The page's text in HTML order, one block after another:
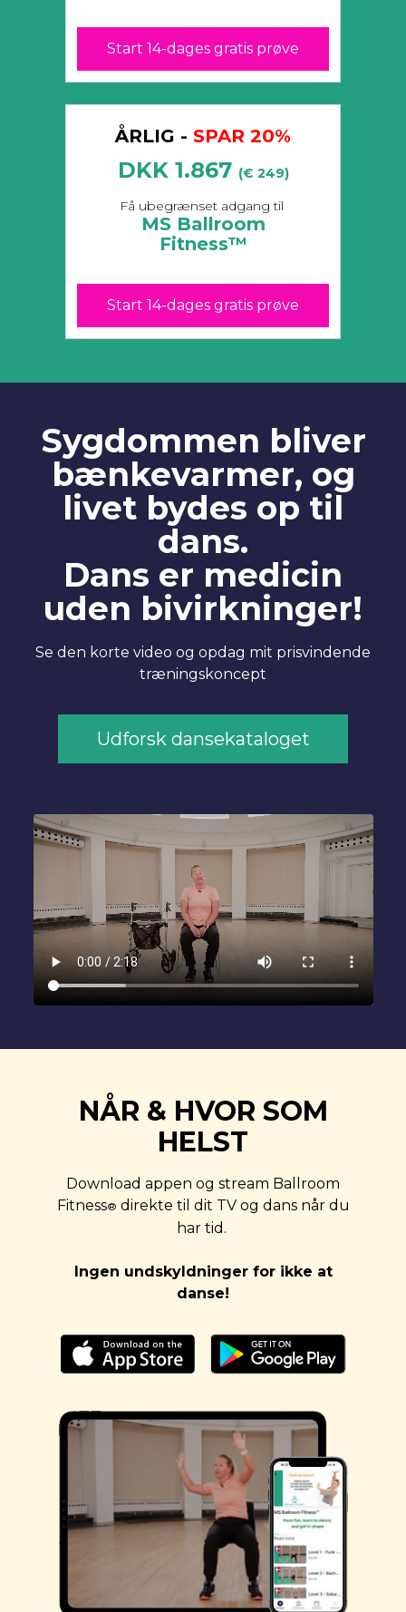
Start 14-dages gratis prøve
ÅRLIG - SPAR 20%
DKK 1.867 (€ 249)
​​Få ubegrænset adgang til
MS Ballroom
Fitness™
Start 14-dages gratis prøve
Sygdommen bliver
bænkevarmer, og
livet bydes op til
dans.
Dans er medicin
uden bivirkninger!
Se den korte video og opdag mit prisvindende
træningskoncept
Udforsk dansekataloget
NÅR & HVOR SOM
HELST
Download appen og stream Ballroom
Fitness® direkte til dit TV og dans når du
har tid.
Ingen undskyldninger for ikke at
danse!